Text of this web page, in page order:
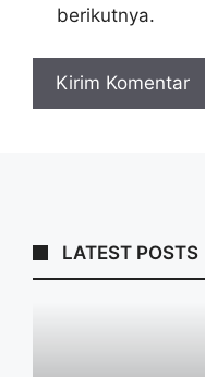
berikutnya.
LATEST POSTS